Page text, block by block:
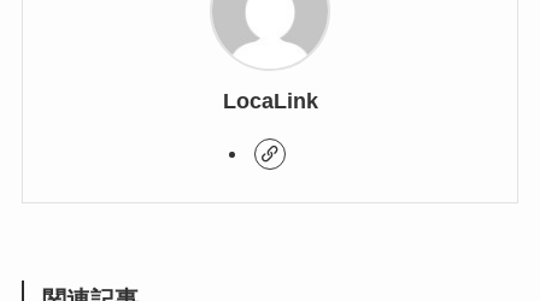
LocaLink